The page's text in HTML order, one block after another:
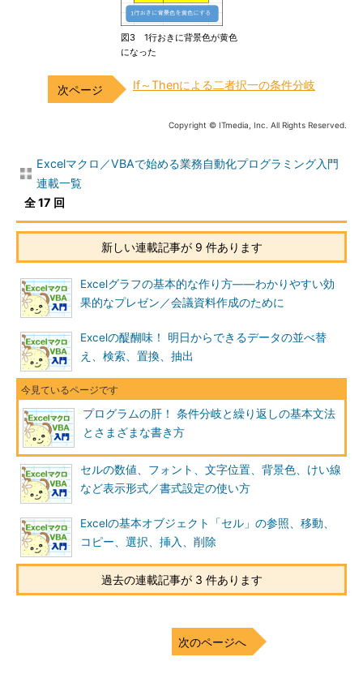
図3 1行おきに背景色が黄色
になった
If～Thenによる二者択一の条件分岐
Copyright © ITmedia, Inc. All Rights Reserved.
Excelマクロ／VBAで始める業務自動化プログラミング入門
連載一覧
全 17 回
新しい連載記事が 9 件あります
Excelグラフの基本的な作り方――わかりやすい効
果的なプレゼン／会議資料作成のために
Excelの醍醐味！ 明日からできるデータの並べ替
え、検索、置換、抽出
プログラムの肝！ 条件分岐と繰り返しの基本文法
とさまざまな書き方
セルの数値、フォント、文字位置、背景色、けい線
など表示形式／書式設定の使い方
Excelの基本オブジェクト「セル」の参照、移動、
コピー、選択、挿入、削除
過去の連載記事が 3 件あります
次のページへ